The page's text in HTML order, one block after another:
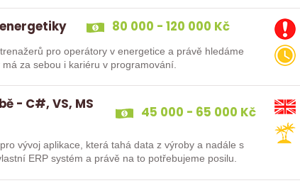
80 000 - 120 000 Kč
pro operátory v energetice a právě hledáme
za sebou i kariéru v programování.
- C#, VS, MS
45 000 - 65 000 Kč
vývoj aplikace, která tahá data z výroby a nadále s
ERP systém a právě na to potřebujeme posilu.